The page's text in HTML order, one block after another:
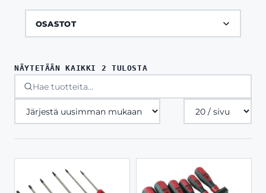
OSASTOT
NÄYTETÄÄN KAIKKI 2 TULOSTASORTED
Tuotteita
sivulla